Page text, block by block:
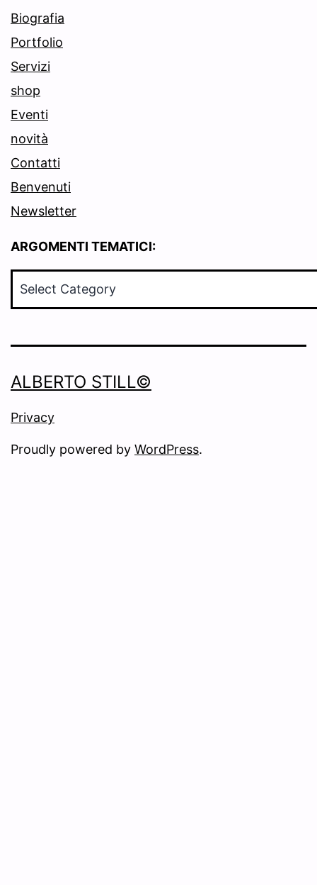
Biografia
Portfolio
Servizi
shop
Eventi
novità
Contatti
Benvenuti
Newsletter
ARGOMENTI TEMATICI:
ALBERTO STILL©
Privacy
Proudly powered by WordPress.